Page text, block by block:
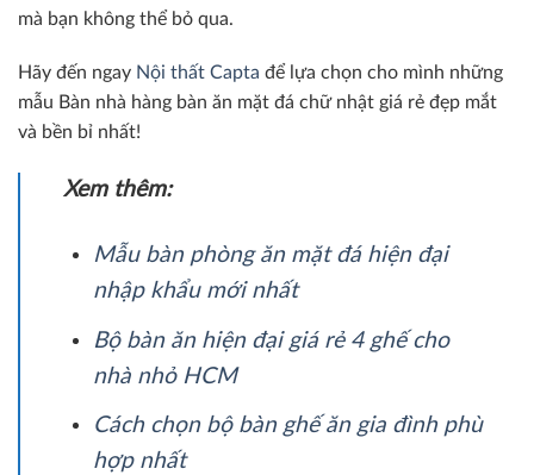
mà bạn không thể bỏ qua.
Hãy đến ngay Nội thất Capta để lựa chọn cho mình những
mẫu Bàn nhà hàng bàn ăn mặt đá chữ nhật giá rẻ đẹp mắt
và bền bỉ nhất!
Xem thêm:
Mẫu bàn phòng ăn mặt đá hiện đại
nhập khẩu mới nhất
Bộ bàn ăn hiện đại giá rẻ 4 ghế cho
nhà nhỏ HCM
Cách chọn bộ bàn ghế ăn gia đình phù
hợp nhất